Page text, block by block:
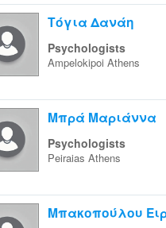
Τόγια Δανάη
Psychologists
Ampelokipoi Athens
Μπρά Μαριάννα
Psychologists
Peiraias Athens
Μπακοπούλου